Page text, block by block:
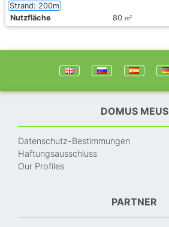
Strand: 200m
Nutzfläche
80 m2
DOMUS MEUS
Datenschutz-Bestimmungen
Haftungsausschluss
Our Profiles
PARTNER